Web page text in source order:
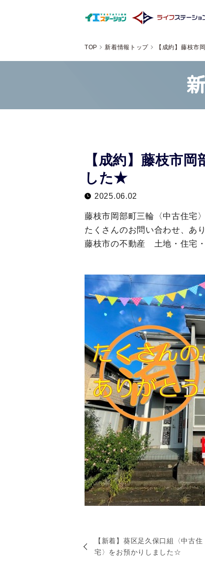
TOP 新着情報トップ 【成約】藤枝市
【成約】藤枝市
した★
2025.06.02
藤枝市岡部町三輪〈中古住宅
たくさんのお問い合わせ、あ
藤枝市の不動産 土地・住宅
【新着】葵区足久保口組〈中古住
宅〉をお預かりしました☆